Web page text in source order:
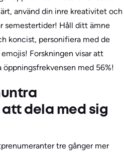
använd din inre kreativitet och
semestertider! Håll ditt ämne
koncist, personifiera med de
Forskningen visar att
öppningsfrekvensen med 56%!
dela med sig
tre gånger mer